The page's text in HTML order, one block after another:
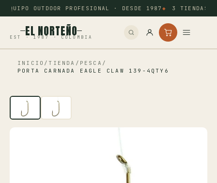
EQUIPO OUTDOOR PROFESIONAL · DESDE 1987 3 TIENDAS:
EL NORTEÑO
EST · 1987 · COLOMBIA
Inicio
Camping
INICIO / TIENDA / PESCA /
PORTA CARNADA EAGLE CLAW 139-4QTY6